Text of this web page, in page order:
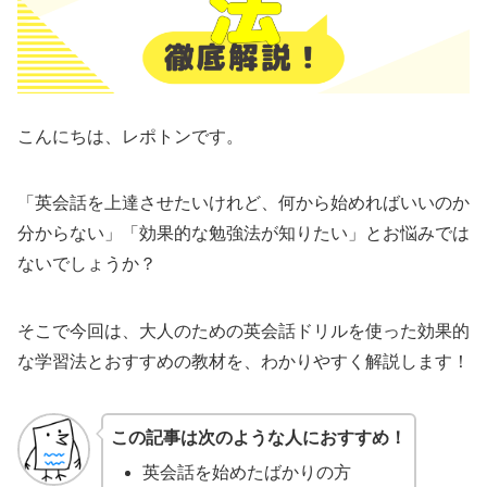
こんにちは、レポトンです。
「英会話を上達させたいけれど、何から始めればいいのか
分からない」「効果的な勉強法が知りたい」とお悩みでは
ないでしょうか？
そこで今回は、大人のための英会話ドリルを使った効果的
な学習法とおすすめの教材を、わかりやすく解説します！
この記事は次のような人におすすめ！
英会話を始めたばかりの方